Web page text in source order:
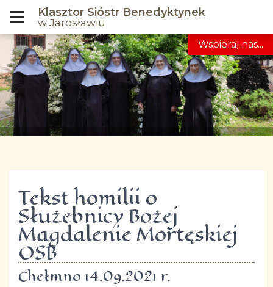
Klasztor Sióstr Benedyktynek
w Jarosławiu
Wspieraj nas...
Tekst homilii o
Służebnicy Bożej
Magdalenie Mortęskiej
OSB
Chełmno 14.09.2021 r.